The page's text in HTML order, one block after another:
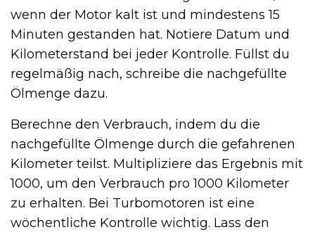
wenn der Motor kalt ist und mindestens 15
Minuten gestanden hat. Notiere Datum und
Kilometerstand bei jeder Kontrolle. Füllst du
regelmäßig nach, schreibe die nachgefüllte
Ölmenge dazu.
Berechne den Verbrauch, indem du die
nachgefüllte Ölmenge durch die gefahrenen
Kilometer teilst. Multipliziere das Ergebnis mit
1000, um den Verbrauch pro 1000 Kilometer
zu erhalten. Bei Turbomotoren ist eine
wöchentliche Kontrolle wichtig. Lass den